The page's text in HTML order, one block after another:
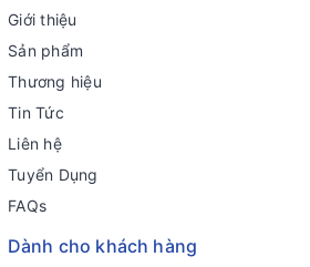
Giới thiệu
Sản phẩm
Thương hiệu
Tin Tức
Liên hệ
Tuyển Dụng
FAQs
Dành cho khách hàng